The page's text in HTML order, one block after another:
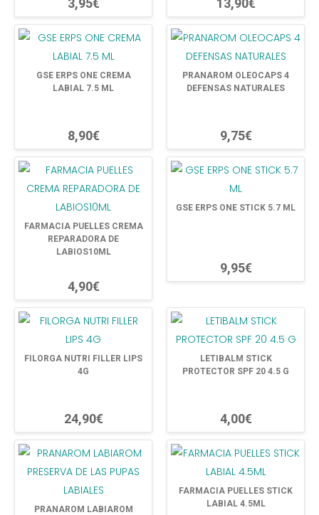
3,95€ 13,90€
GSE ERPS ONE CREMA
LABIAL 7.5 ML
8,90€
PRANAROM OLEOCAPS 4
DEFENSAS NATURALES
9,75€
FARMACIA PUELLES CREMA
REPARADORA DE
LABIOS10ML
4,90€
GSE ERPS ONE STICK 5.7 ML
9,95€
FILORGA NUTRI FILLER LIPS
4G
24,90€
LETIBALM STICK
PROTECTOR SPF 20 4.5 G
4,00€
PRANAROM LABIAROM
FARMACIA PUELLES STICK
LABIAL 4.5ML